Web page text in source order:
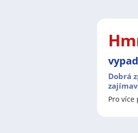
/ dělnice
a
Držíme
Mezi
Dobrá
Pro